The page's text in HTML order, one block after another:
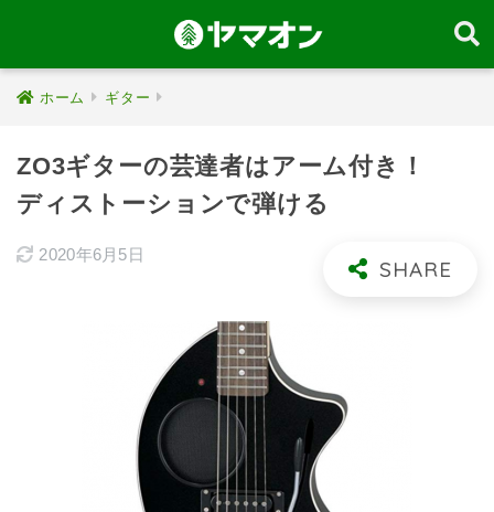
ホーム ギター
ZO3ギターの芸達者はアーム付き！
ディストーションで弾ける
2020年6月5日